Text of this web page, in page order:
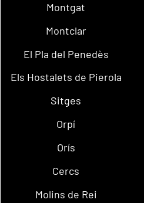
Montgat
Montclar
El Pla del Penedès
Els Hostalets de Pierola
Sitges
Orpí
Orís
Cercs
Molins de Rei